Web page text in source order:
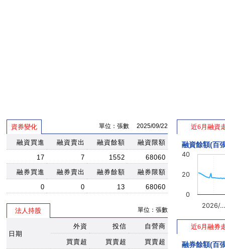
資券變化 單位：張數 2025/09/22
融資買進 融資賣出 融資餘額
融資限額
17
7 1552
68060
融券買進
融券賣出 融券餘額
融券限額
0
0 13 68060
法人持股 單位：張數
日期
外資 投信 自營商
買賣超 買賣超
買賣超
近6月融資
融資餘額(百
2026/
0
20
40
近6月融券
融券餘額(百